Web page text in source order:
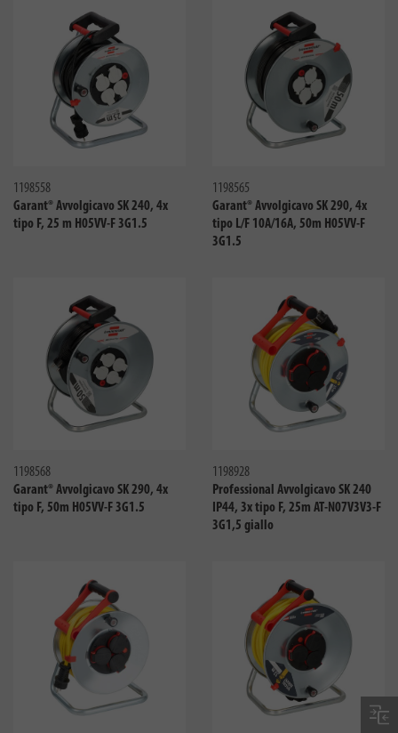
1198558
Garant® Avvolgicavo SK 240, 4x
tipo F, 25 m H05VV-F 3G1.5
1198565
Garant® Avvolgicavo SK 290, 4x
tipo L/F 10A/16A, 50m H05VV-F
3G1.5
1198568
Garant® Avvolgicavo SK 290, 4x
tipo F, 50m H05VV-F 3G1.5
1198928
Professional Avvolgicavo SK 240
IP44, 3x tipo F, 25m AT-N07V3V3-F
3G1,5 giallo